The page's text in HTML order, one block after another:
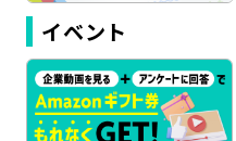
イベント